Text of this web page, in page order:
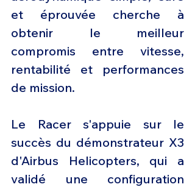
et éprouvée cherche à
obtenir le meilleur
compromis entre vitesse,
rentabilité et performances
de mission.
Le Racer s'appuie sur le
succès du démonstrateur X3
d'Airbus Helicopters, qui a
validé une configuration